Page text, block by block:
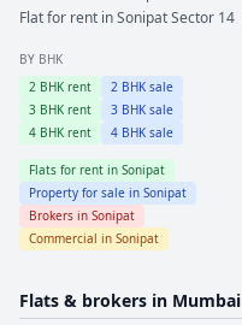
Flat for rent inSonipatSector 14
BY BHK
2 BHK rent 2 BHK sale
3 BHK rent 3 BHK sale
4 BHK rent 4 BHK sale
Flats for rent in Sonipat
Property for sale in Sonipat
Brokers in Sonipat
Commercial in Sonipat
Flats & brokers in Mumbai